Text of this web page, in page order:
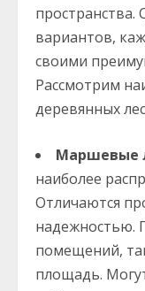
пространства.
вариантов,
своими
Рассмотрим
деревянных
Маршевые
наиболее
Отличаются
надежностью.
помещений,
площадь.